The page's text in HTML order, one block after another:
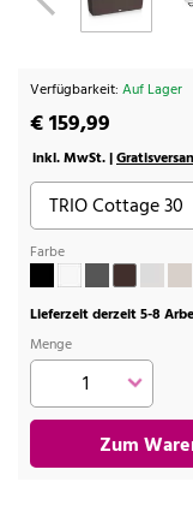
Verfügbarkeit: Auf Lager
€ 159,99
inkl. MwSt. |
Farbe
Lieferzeit derzeit 5-8
Menge
Zum